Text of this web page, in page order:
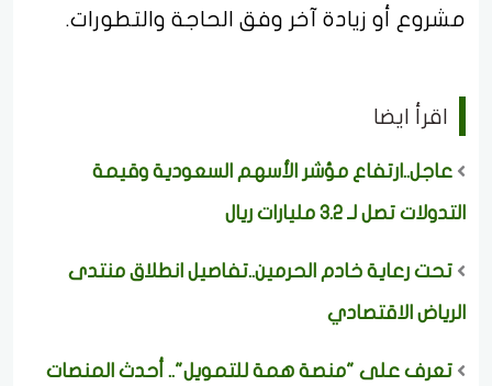
مشروع أو زيادة آخر وفق الحاجة والتطورات.
اقرأ ايضا
عاجل..ارتفاع مؤشر الأسهم السعودية وقيمة
التدولات تصل لـ 3.2 مليارات ريال
تحت رعاية خادم الحرمين..تفاصيل انطلاق منتدى
الرياض الاقتصادي
تعرف على "منصة همة للتمويل".. أحدث المنصات